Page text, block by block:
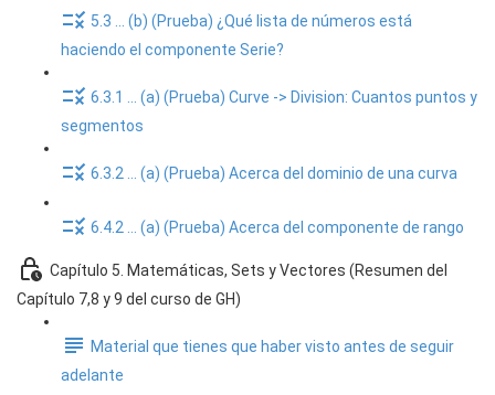
5.3 ... (b) (Prueba) ¿Qué lista de números está
haciendo el componente Serie?
6.3.1 ... (a) (Prueba) Curve -> Division: Cuantos puntos y
segmentos
6.3.2 ... (a) (Prueba) Acerca del dominio de una curva
6.4.2 ... (a) (Prueba) Acerca del componente de rango
Capítulo 5. Matemáticas, Sets y Vectores (Resumen del
Capítulo 7,8 y 9 del curso de GH)
Material que tienes que haber visto antes de seguir
adelante